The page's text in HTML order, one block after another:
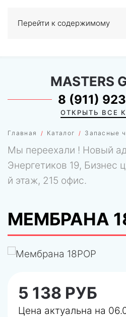
Перейти к содержимому
0
Главная Каталог Запасные
MASTERS
8 (911)
ОТКРЫТЬ ВСЕ
Мы переехали ! Новый
Энергетиков 19, Бизнес
й этаж, 215 офис.
МЕМБРАНА
5 138 РУБ
Цена актуальна на